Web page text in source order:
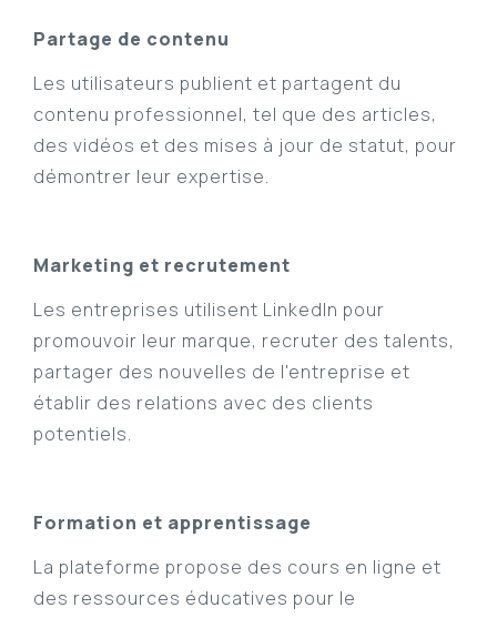
Partage de contenu
Les utilisateurs publient et partagent du
contenu professionnel, tel que des articles,
des vidéos et des mises à jour de statut, pour
démontrer leur expertise.
Marketing et recrutement
Les entreprises utilisent LinkedIn pour
promouvoir leur marque, recruter des talents,
partager des nouvelles de l'entreprise et
établir des relations avec des clients
potentiels.
Formation et apprentissage
La plateforme propose des cours en ligne et
des ressources éducatives pour le